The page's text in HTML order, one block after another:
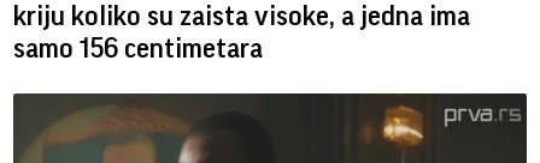
kriju koliko su zaista visoke, a jedna ima
samo 156 centimetara